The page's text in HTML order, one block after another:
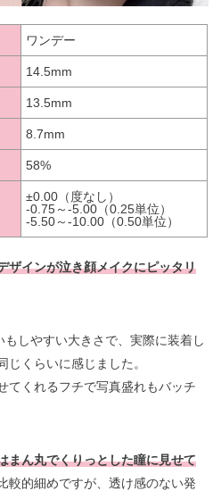
ワンデー
14.5mm
13.5mm
8.7mm
58%
±0.00（度なし）
-0.75～-5.00（0.25単位）
-5.50～-10.00（0.50単位）
ザインが泣き顔メイクにピッタリ
もしやすい大きさで、実際に装着し
じくらいに感じました。
てくれるフチで写真盛れもバッチ
まん丸でくりっとした瞳に見せて
較的細めですが、透け感のない発